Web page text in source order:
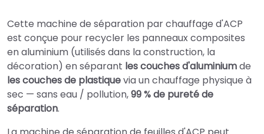
Cette machine de séparation par chauffage d'ACP
est conçue pour recycler les panneaux composites
en aluminium (utilisés dans la construction, la
décoration) en séparant les couches d'aluminiumde
les couches de plastiquevia un chauffage physique à
sec — sans eau / pollution,99 % de pureté de
séparation.